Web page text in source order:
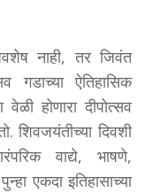
नाही, तर जिवंत
ऐतिहासिक
होणारा दीपोत्सव
शिवजयंतीच्या दिवशी
वाद्ये, भाषणे,
एकदा इतिहासाच्या